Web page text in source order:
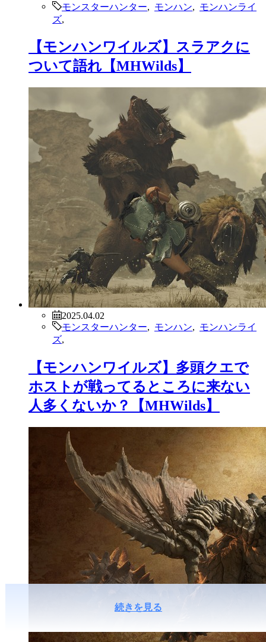
続きを見る
モンスターハンター
モンハン
モンハンライ
ズ
【モンハンワイルズ】スラアクに
ついて語れ【MHWilds】
2025.04.02
モンスターハンター
モンハン
モンハンライ
ズ
【モンハンワイルズ】多頭クエで
ホストが戦ってるところに来ない
人多くないか？【MHWilds】